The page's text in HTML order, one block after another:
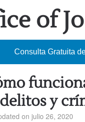
of
Consulta Gratuita
y
on julio 26, 2020